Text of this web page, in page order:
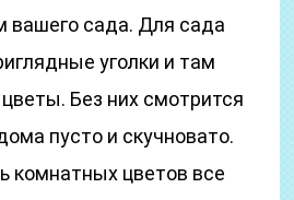
вашего сада. Для сада
уголки и там
Без них смотрится
пусто и скучновато.
комнатных цветов все